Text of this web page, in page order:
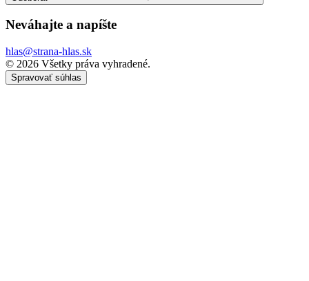
Neváhajte a napíšte
hlas@strana-hlas.sk
©️ 2026 Všetky práva vyhradené.
Spravovať súhlas